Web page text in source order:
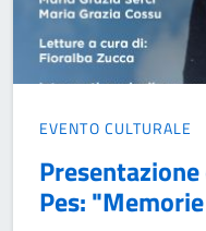
EVENTO CULTURALE
Pes: